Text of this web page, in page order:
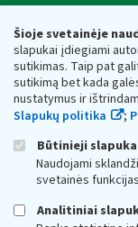
Šioje svetainėje
slapukai įdiegiami
sutikimas. Taip pat
sutikimą bet kada
nustatymus ir
Slapukų politika
;
Būtinieji
Naudojami
svetainės
Analitiniai
Valstybinė
Respublikos
Biudžetinė įstaiga.
adresas: Vasario 16-
vmi@vmi.lt , E.
Duomenys apie
Respublikos finansų